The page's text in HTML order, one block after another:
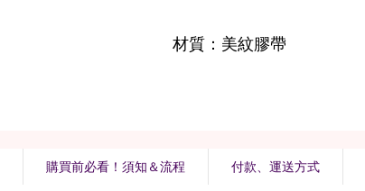
購買前必看！須知＆流程 付款、運送方式